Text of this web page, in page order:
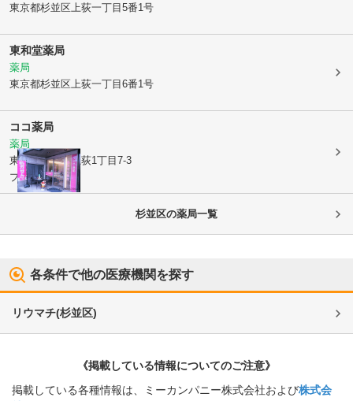
東京都杉並区 上荻一丁目5番1号
東和堂薬局
薬局
東京都杉並区 上荻一丁目6番1号
ココ薬局
薬局
東京都杉並区上荻1丁目7-3
プラネッツ 1階
杉並区の薬局一覧
各条件で他の医療機関を探す
リウマチ(杉並区)
《掲載している情報についてのご注意》
掲載している各種情報は、ミーカンパニー株式会社および株式会